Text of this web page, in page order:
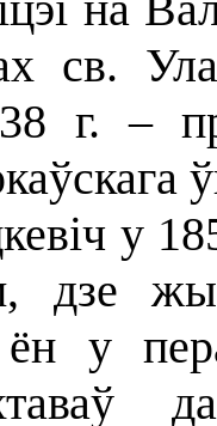
св.
г. –
у
дзе
ён у